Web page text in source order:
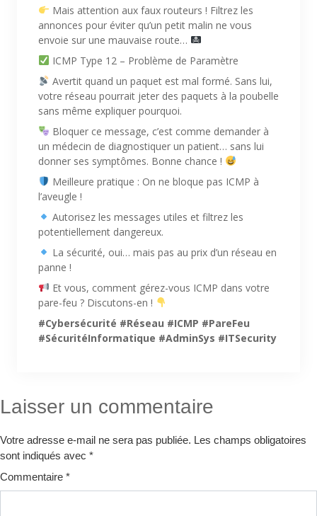
Mais attention aux faux routeurs ! Filtrez les
annonces pour éviter qu’un petit malin ne vous
envoie sur une mauvaise route…
ICMP Type 12 – Problème de Paramètre
Avertit quand un paquet est mal formé. Sans lui,
votre réseau pourrait jeter des paquets à la poubelle
sans même expliquer pourquoi.
Bloquer ce message, c’est comme demander à
un médecin de diagnostiquer un patient… sans lui
donner ses symptômes. Bonne chance !
Meilleure pratique : On ne bloque pas ICMP à
l’aveugle !
Autorisez les messages utiles et filtrez les
potentiellement dangereux.
La sécurité, oui… mais pas au prix d’un réseau en
panne !
Et vous, comment gérez-vous ICMP dans votre
pare-feu ? Discutons-en !
#Cybersécurité #Réseau #ICMP #PareFeu
#SécuritéInformatique #AdminSys #ITSecurity
Laisser un commentaire
Votre adresse e-mail ne sera pas publiée. Les champs obligatoires
sont indiqués avec *
Commentaire *